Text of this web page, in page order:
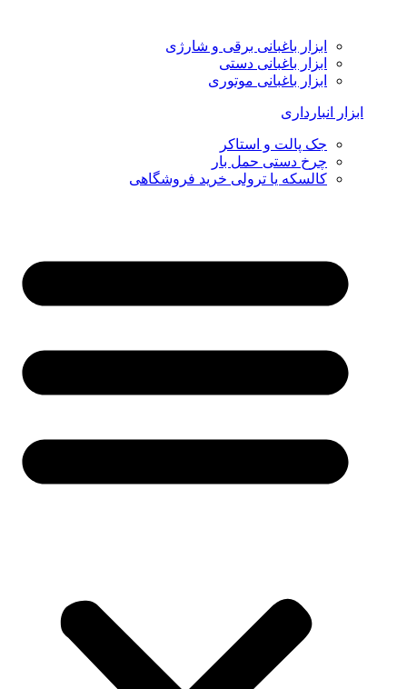
ابزار باغبانی برقی و شارژی
ابزار باغبانی دستی
ابزار باغبانی موتوری
ابزار انبارداری
جک پالت و استاکر
چرخ دستی حمل بار
کالسکه یا ترولی خرید فروشگاهی